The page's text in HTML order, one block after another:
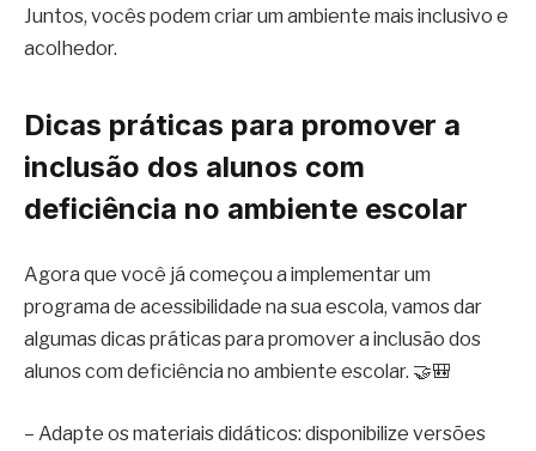
Juntos, vocês podem criar um ambiente mais inclusivo e
acolhedor.
Dicas práticas para promover a
inclusão dos alunos com
deficiência no ambiente escolar
Agora que você já começou a implementar um
programa de acessibilidade na sua escola, vamos dar
algumas dicas práticas para promover a inclusão dos
alunos com deficiência no ambiente escolar. 🤝🎒
– Adapte os materiais didáticos: disponibilize versões